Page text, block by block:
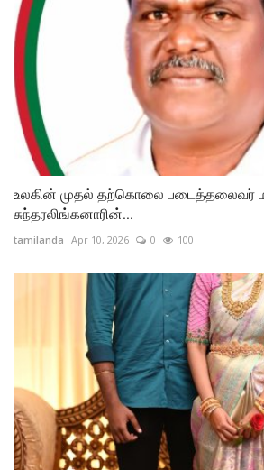
உலகின் முதல் தற்கொலை படைத்தலைவர்
சுந்தரலிங்கனாரின்...
tamilanda Apr 10, 2026 0 100